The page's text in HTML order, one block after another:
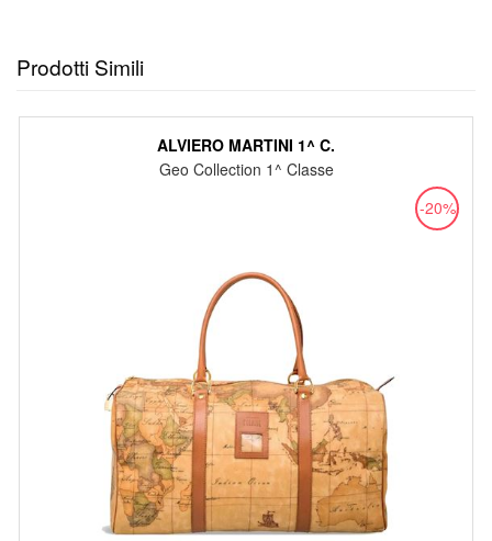
Prodotti Simili
ALVIERO MARTINI 1^ C.
Geo Collection 1^ Classe
-20%